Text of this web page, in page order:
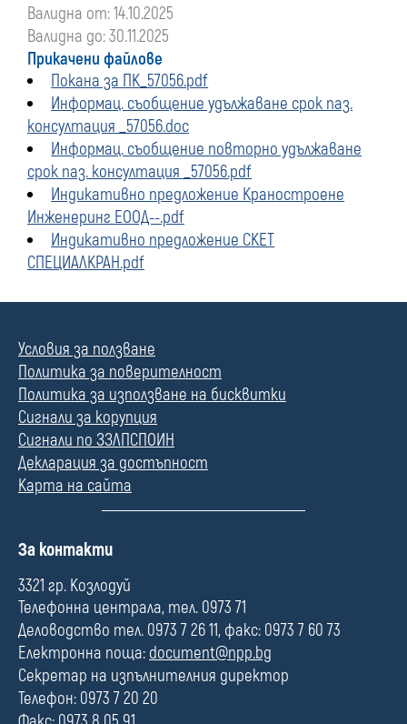
Валидна от: 14.10.2025
Валидна до: 30.11.2025
Прикачени файлове
Покана за ПК_57056.pdf
Информац. съобщение удължаване срок паз.
консултация _57056.doc
Информац. съобщение повторно удължаване
срок паз. консултация _57056.pdf
Индикативно предложение Краностроене
Инженеринг ЕООД--.pdf
Индикативно предложение СКЕТ
СПЕЦИАЛКРАН.pdf
Условия за ползване
Политика за поверителност
Политика за използване на бисквитки
Сигнали за корупция
Сигнали по ЗЗЛПСПОИН
Декларация за достъпност
Карта на сайта
П
л
е
За контакти
3321 гр. Козлодуй
Телефонна централа, тел. 0973 71
Деловодство тел. 0973 7 26 11, факс: 0973 7 60 73
Електронна поща: document@npp.bg
Секретар на изпълнителния директор
Телефон: 0973 7 20 20